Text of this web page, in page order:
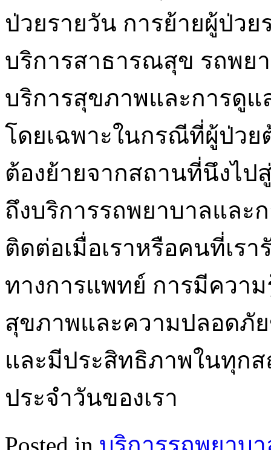
ป่วยรายวัน การย้ายผู้ป่ว
บริการสาธารณสุข รถพย
บริการสุขภาพและการดู
โดยเฉพาะในกรณีที่ผู้ป่วย
ต้องย้ายจากสถานที่นึงไ
ถึงบริการรถพยาบาลและ
ติดต่อเมื่อเราหรือคนที่เร
ทางการแพทย์ การมีควา
สุขภาพและความปลอดภัย
และมีประสิทธิภาพในทุก
ประจำวันของเรา
Posted in บริการรถพยาบ